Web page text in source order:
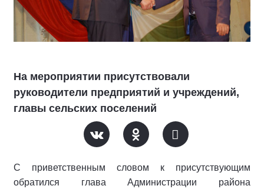
На мероприятии присутствовали
руководители предприятий и учреждений,
главы сельских поселений
С приветственным словом к присутствующим
обратился глава Администрации района